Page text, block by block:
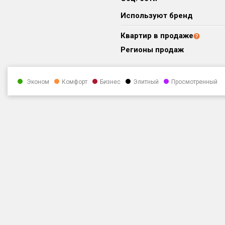
Используют бренд
Квартир в продаже
Регионы продаж
Эконом Комфорт Бизнес Элитный Просмотренный